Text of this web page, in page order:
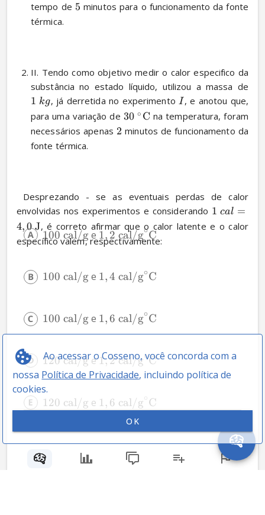
Ao acessar o Cosseno, você concorda com a
nossa Política de Privacidade, incluindo política de
cookies.
OK
tempo de 5 minutos para o funcionamento da fonte
térmica.
II. Tendo como objetivo medir o calor especifico da
substância no estado líquido, utilizou a massa de
1 kg, já derretida no experimento I , e anotou que,
para uma variação de 30 ∘ C na temperatura, foram
necessários apenas 2 minutos de funcionamento da
fonte térmica.
envolvidas nos experimentos e considerando 1 cal =
4, 0 J, é correto afirmar que o calor latente e o calor
específico valem, respectivamente:
100 cal/g e 1, 2 cal/g∘C
100 cal/g e 1,4 cal/g∘C
100 cal/g e 1,6 cal/g∘C
120 cal/g e 1,2 cal/g∘C
120 cal/g e 1, 6 cal/g C